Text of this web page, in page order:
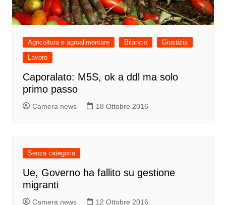
Agricoltura e agroalimentare Bilancio
Giustizia
Lavoro
Caporalato: M5S, ok a ddl ma solo
primo passo
Camera news 18 Ottobre 2016
Senza categoria
Ue, Governo ha fallito su gestione
migranti
Camera news 12 Ottobre 2016